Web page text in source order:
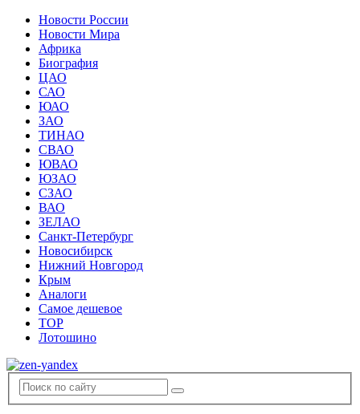
Новости России
Новости Мира
Африка
Биография
ЦАО
САО
ЮАО
ЗАО
ТИНАО
СВАО
ЮВАО
ЮЗАО
СЗАО
ВАО
ЗЕЛАО
Санкт-Петербург
Новосибирск
Нижний Новгород
Крым
Аналоги
Самое дешевое
TOP
Лотошино